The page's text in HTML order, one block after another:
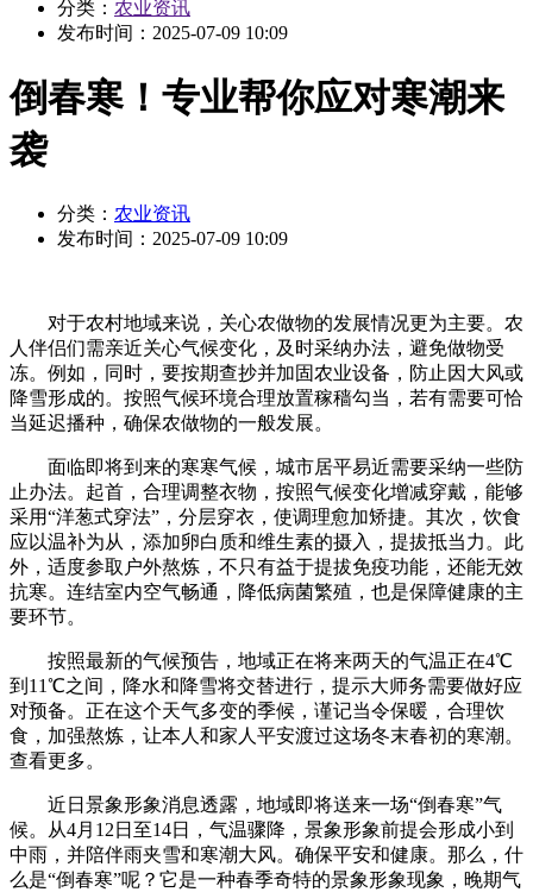
分类： 农业资讯
发布时间： 2025-07-09 10:09
倒春寒！专业帮你应对寒潮来
袭
分类： 农业资讯
发布时间： 2025-07-09 10:09
对于农村地域来说，关心农做物的发展情况更为主要。农
人伴侣们需亲近关心气候变化，及时采纳办法，避免做物受
冻。例如，同时，要按期查抄并加固农业设备，防止因大风或
降雪形成的。按照气候环境合理放置稼穑勾当，若有需要可恰
当延迟播种，确保农做物的一般发展。
面临即将到来的寒寒气候，城市居平易近需要采纳一些防
止办法。起首，合理调整衣物，按照气候变化增减穿戴，能够
采用“洋葱式穿法”，分层穿衣，使调理愈加矫捷。其次，饮食
应以温补为从，添加卵白质和维生素的摄入，提拔抵当力。此
外，适度参取户外熬炼，不只有益于提拔免疫功能，还能无效
抗寒。连结室内空气畅通，降低病菌繁殖，也是保障健康的主
要环节。
按照最新的气候预告，地域正在将来两天的气温正在4℃
到11℃之间，降水和降雪将交替进行，提示大师务需要做好应
对预备。正在这个天气多变的季候，谨记当令保暖，合理饮
食，加强熬炼，让本人和家人平安渡过这场冬末春初的寒潮。
查看更多。
近日景象形象消息透露，地域即将送来一场“倒春寒”气
候。从4月12日至14日，气温骤降，景象形象前提会形成小到
中雨，并陪伴雨夹雪和寒潮大风。确保平安和健康。那么，什
么是“倒春寒”呢？它是一种春季奇特的景象形象现象，晚期气